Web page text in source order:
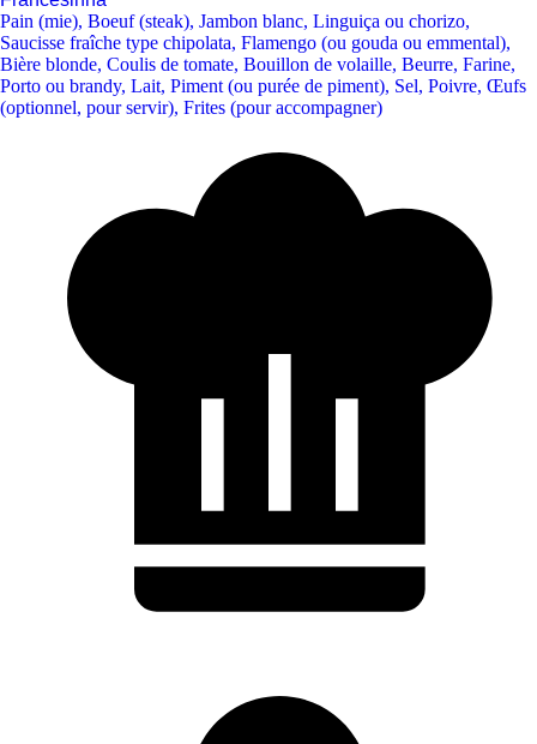
Pain (mie), Boeuf (steak), Jambon blanc, Linguiça ou chorizo,
Saucisse fraîche type chipolata, Flamengo (ou gouda ou emmental),
Bière blonde, Coulis de tomate, Bouillon de volaille, Beurre, Farine,
Porto ou brandy, Lait, Piment (ou purée de piment), Sel, Poivre, Œufs
(optionnel, pour servir), Frites (pour accompagner)